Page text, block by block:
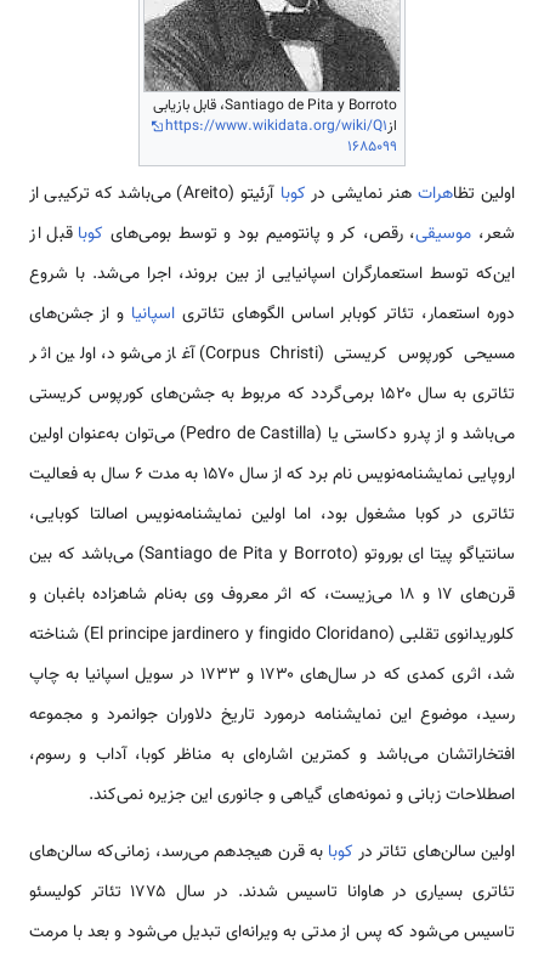
Santiago de Pita y Borroto، قابل بازیابی
ازhttps://www.wikidata.org/wiki/Q1
1685099
اولین تظاهرات هنر نمایشی در کوبا
آرئیتو (Areito) می‌باشد که ترکیبی از
شعر، موسیقی، رقص، کر و پانتومیم بود و توسط بومی‌های کوبا قبل از
این‌که توسط استعمارگران اسپانیایی از بین بروند، اجرا می‌شد. با شروع
دوره استعمار، تئاتر کوبابر اساس الگوهای تئاتری اسپانیا و از جشن‌های
مسیحی کورپوس کریستی (Corpus Christi) آغاز می‌شود، اولین اثر
تئاتری به سال ۱۵۲۰ برمی‌گردد که مربوط به جشن‌های کورپوس کریستی
می‌باشد و از پدرو دکاستی یا (Pedro de Castilla) می‌توان به‌عنوان اولین
اروپایی نمایشنامه‌نویس نام برد که از سال ۱۵۷۰ به مدت ۶ سال به فعالیت
تئاتری در کوبا مشغول بود، اما اولین نمایشنامه‌نویس اصالتا کوبایی،
سانتیاگو پیتا ای بوروتو (Santiago de Pita y Borroto) می‌باشد که بین
قرن‌های ۱۷ و ۱۸ می‌زیست، که اثر معروف وی به‌نام شاهزاده باغبان و
کلوریدانوی تقلبی (El principe jardinero y fingido Cloridano) شناخته
شد، اثری کمدی که در سال‌های ۱۷۳۰ و ۱۷۳۳ در سویل اسپانیا به چاپ
رسید، موضوع این نمایشنامه درمورد تاریخ دلاوران جوانمرد و مجموعه
افتخاراتشان می‌باشد و کمترین اشاره‌ای به مناظر کوبا، آداب و رسوم،
اصطلاحات زبانی و نمونه‌های گیاهی و جانوری این جزیره نمی‌کند.
اولین سالن‌های تئاتر در کوبا به قرن هیجدهم می‌رسد، زمانی‌که سالن‌های
تئاتری بسیاری در هاوانا تاسیس شدند. در سال ۱۷۷۵ تئاتر کولیسئو
تاسیس می‌شود که پس از مدتی به ویرانه‌ای تبدیل می‌شود و بعد با مرمت